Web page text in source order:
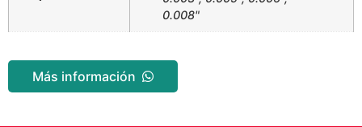
0.008"
Más información